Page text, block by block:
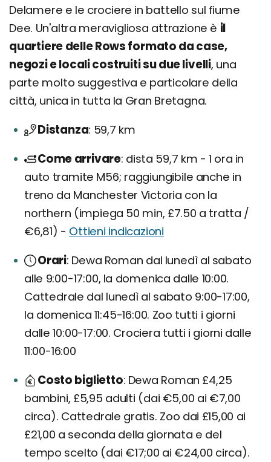
Delamere e le crociere in battello sul fiume
Dee. Un'altra meravigliosa attrazione è il
quartiere delle Rows formato da case,
negozi e locali costruiti su due livelli, una
parte molto suggestiva e particolare della
città, unica in tutta la Gran Bretagna.
Distanza 59,7 km
Come arrivare dista 59,7 km - 1 ora in
auto tramite M56; raggiungibile anche in
treno da Manchester Victoria con la
northern (impiega 50 min, £7.50 a tratta /
€6,81) - Ottieni indicazioni
Orari Dewa Roman dal lunedì al sabato
alle 9:00-17:00, la domenica dalle 10:00.
Cattedrale dal lunedì al sabato 9:00-17:00,
la domenica 11:45-16:00. Zoo tutti i giorni
dalle 10:00-17:00. Crociera tutti i giorni dalle
11:00-16:00
Costo biglietto Dewa Roman £4,25
bambini, £5,95 adulti (dai €5,00 ai €7,00
circa). Cattedrale gratis. Zoo dai £15,00 ai
£21,00 a seconda della giornata e del
tempo scelto (dai €17;00 ai €24,00 circa).